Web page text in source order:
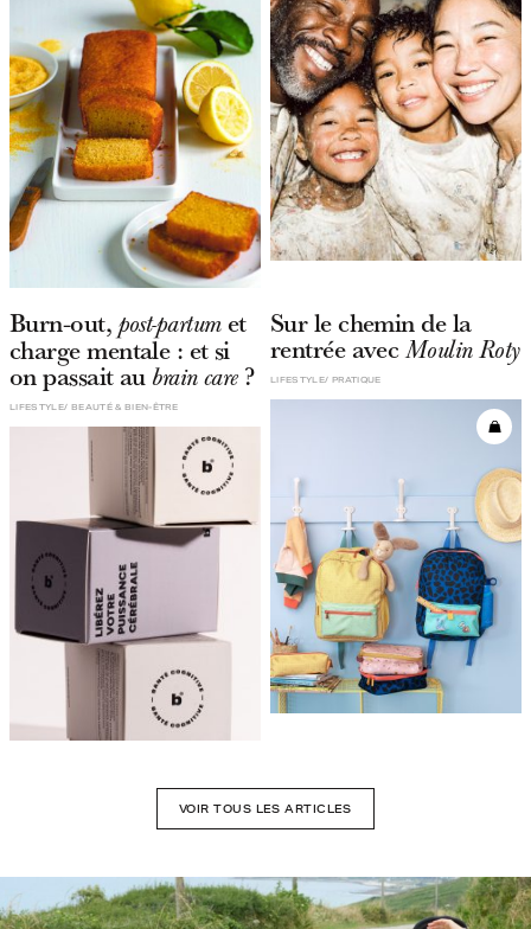
Burn-out, post-partumet
charge mentale : et si
on passait aubrain care?
BEAUTÉ & BIEN-ÊTRE
LIFESTYLE
Sur le chemin de la
rentrée avecMoulin Roty
LIFESTYLE PRATIQUE
VOIR TOUS LES ARTICLES